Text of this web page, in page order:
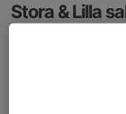
Stora & Lilla
Samling: